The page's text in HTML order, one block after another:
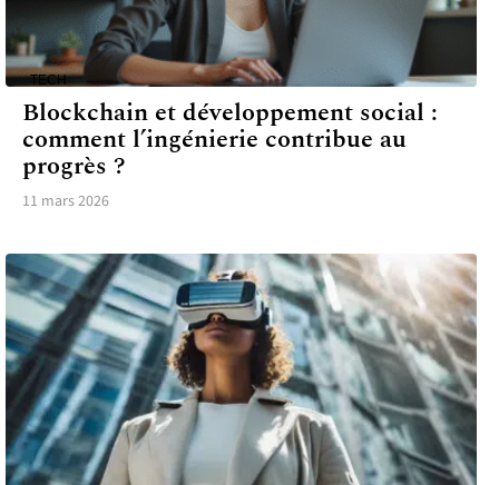
TECH
Blockchain et développement social :
comment l’ingénierie contribue au
progrès ?
11 mars 2026